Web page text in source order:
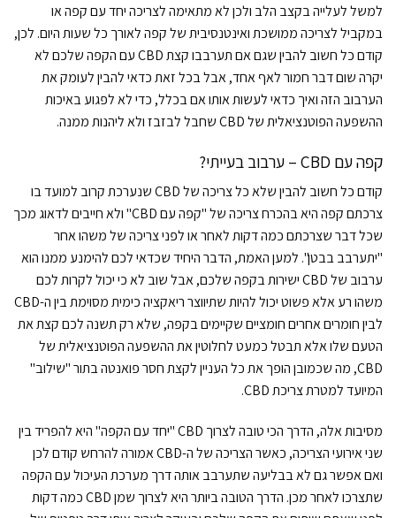
למשל לעלייה בקצב הלב ולכן לא מתאימה לצריכה יחד עם קפה או
במקביל לצריכה ממושכת ואינטנסיבית של קפה לאורך כל שעות היום. לכן,
קודם כל חשוב להבין שגם אם תערבבו קצת CBD עם הקפה שלכם לא
יקרה שום דבר חמור לאף אחד, אבל בכל זאת כדאי להבין לעומק את
הערבוב הזה ואיך כדאי לעשות אותו אם בכלל, כדי לא לפגוע באיכות
ההשפעה הפוטנציאלית של CBD שחבל לבזבז ולא ליהנות ממנה.
קפה עם CBD – ערבוב בעייתי?
קודם כל חשוב להבין שלא כל צריכה של CBD שנערכת קרוב למועד בו
צרכתם קפה היא בהכרח צריכה של "קפה עם CBD" ולא חייבים לדאוג מכך
שכל דבר שצרכתם כמה דקות לאחר או לפני צריכה של משהו אחר
"יתערבב בבטן". למען האמת, הדבר היחיד שכדאי לכם להימנע ממנו הוא
ערבוב של CBD ישירות בקפה שלכם, אבל שוב לא כי יכול לקרות לכם
משהו רע אלא פשוט יכול להיות שתיווצר ריאקציה כימית מסוימת בין ה-CBD
לבין חומרים אחרים חומציים שקיימים בקפה, שלא רק תשנה לכם קצת את
הטעם שלו אלא תבטל כמעט לחלוטין את ההשפעה הפוטנציאלית של
CBD, מה שכמובן הופך את כל העניין לקצת חסר פואנטה בתור "שילוב"
המיועד למטרת צריכת CBD.
מסיבות אלה, הדרך הכי טובה לצרוך CBD "יחד עם הקפה" היא להפריד בין
שני אירועי הצריכה, כאשר הצריכה של ה-CBD אמורה להרחש קודם לכן
ואם אפשר גם לא בבליעה שתערבב אותה דרך מערכת העיכול עם הקפה
שתצרכו לאחר מכן. הדרך הטובה ביותר היא לצרוך שמן CBD כמה דקות